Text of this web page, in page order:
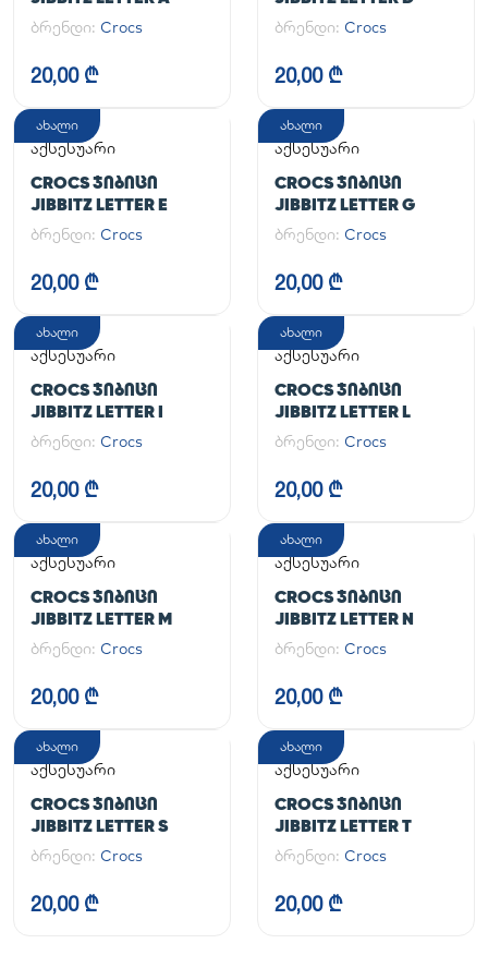
ბრენდი: Crocs
20,00 ₾
ბრენდი: Crocs
20,00 ₾
ახალი
აქსესუარი
CROCS ᲯᲘᲑᲘᲪᲘ
JIBBITZ LETTER E
ბრენდი: Crocs
20,00 ₾
ახალი
აქსესუარი
CROCS ᲯᲘᲑᲘᲪᲘ
JIBBITZ LETTER G
ბრენდი: Crocs
20,00 ₾
ახალი
აქსესუარი
CROCS ᲯᲘᲑᲘᲪᲘ
JIBBITZ LETTER I
ბრენდი: Crocs
20,00 ₾
ახალი
აქსესუარი
CROCS ᲯᲘᲑᲘᲪᲘ
JIBBITZ LETTER L
ბრენდი: Crocs
20,00 ₾
ახალი
აქსესუარი
CROCS ᲯᲘᲑᲘᲪᲘ
JIBBITZ LETTER M
ბრენდი: Crocs
20,00 ₾
ახალი
აქსესუარი
CROCS ᲯᲘᲑᲘᲪᲘ
JIBBITZ LETTER N
ბრენდი: Crocs
20,00 ₾
ახალი
აქსესუარი
CROCS ᲯᲘᲑᲘᲪᲘ
JIBBITZ LETTER S
ბრენდი: Crocs
20,00 ₾
ახალი
აქსესუარი
CROCS ᲯᲘᲑᲘᲪᲘ
JIBBITZ LETTER T
ბრენდი: Crocs
20,00 ₾